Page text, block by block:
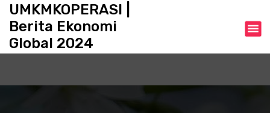
c
UMKMKOPERASI |
Berita Ekonomi
Global 2024